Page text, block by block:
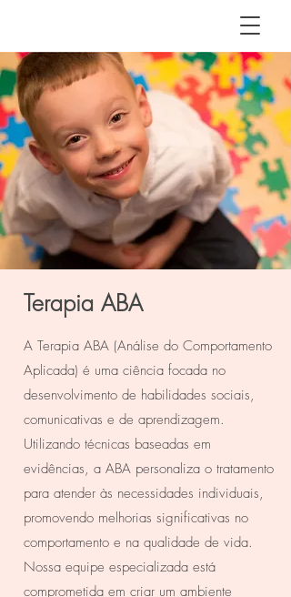
Terapia ABA
A Terapia ABA (Análise do Comportamento
Aplicada) é uma ciência focada no
desenvolvimento de habilidades sociais,
comunicativas e de aprendizagem.
Utilizando técnicas baseadas em
evidências, a ABA personaliza o tratamento
para atender às necessidades individuais,
promovendo melhorias significativas no
comportamento e na qualidade de vida.
Nossa equipe especializada está
comprometida em criar um ambiente